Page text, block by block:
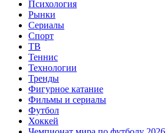
Психология
Рынки
Сериалы
Спорт
ТВ
Теннис
Технологии
Тренды
Фигурное катание
Фильмы и сериалы
Футбол
Хоккей